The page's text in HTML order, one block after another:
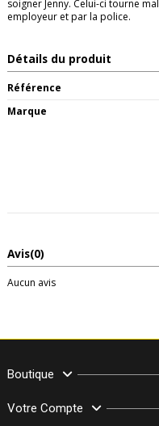
soigner Jenny. Celui-ci tourne
employeur et par la police.
Détails du produit
Référence
Marque
Avis(0)
Aucun avis
Boutique
Votre Compte